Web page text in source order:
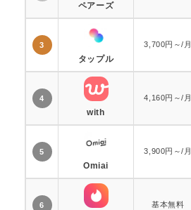
ペアーズ
3
タップル
3,700円～/月
4
with
4,160円～/月
5
Omiai
3,900円～/月
6 基本無料